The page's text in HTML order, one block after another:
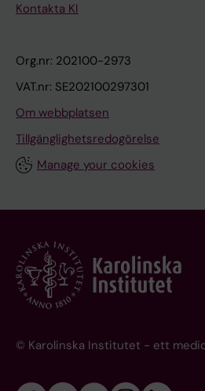
Kontakta KI
Org.nr: 202100-2973
VAT.nr: SE202100297301
Om webbplatsen
Tillgänglighetsredogörelse
Manage your cookies
© Karolinska Institutet - ett